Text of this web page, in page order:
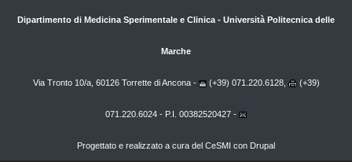
Dipartimento di Medicina Sperimentale e Clinica - Università Politecnica delle
Marche
Via Tronto 10/a, 60126 Torrette di Ancona - (+39) 071.220.6128, (+39)
071.220.6024 - P.I. 00382520427 -
Progettato e realizzato a cura del CeSMI con Drupal